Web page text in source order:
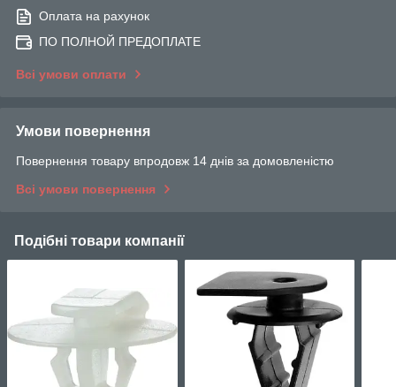
Оплата на рахунок
ПО ПОЛНОЙ ПРЕДОПЛАТЕ
Всі умови оплати
Умови повернення
Повернення товару впродовж 14 днів за домовленістю
Всі умови повернення
Подібні товари компанії